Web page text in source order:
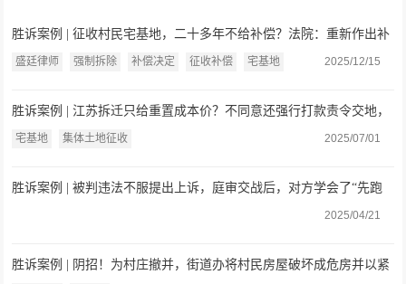
胜诉案例 | 征收村民宅基地，二十多年不给补偿？法院：重新作出补
偿决定，充分保障农民合法权益
盛廷律师 强制拆除 补偿决定 征收补偿 宅基地 2025/12/15
胜诉案例 | 江苏拆迁只给重置成本价？不同意还强行打款责令交地，
省高院：撤销！
宅基地 集体土地征收 2025/07/01
胜诉案例 | 被判违法不服提出上诉，庭审交战后，对方学会了“先跑
2025/04/21
胜诉案例 | 阴招！为村庄撤并，街道办将村民房屋破坏成危房并以紧